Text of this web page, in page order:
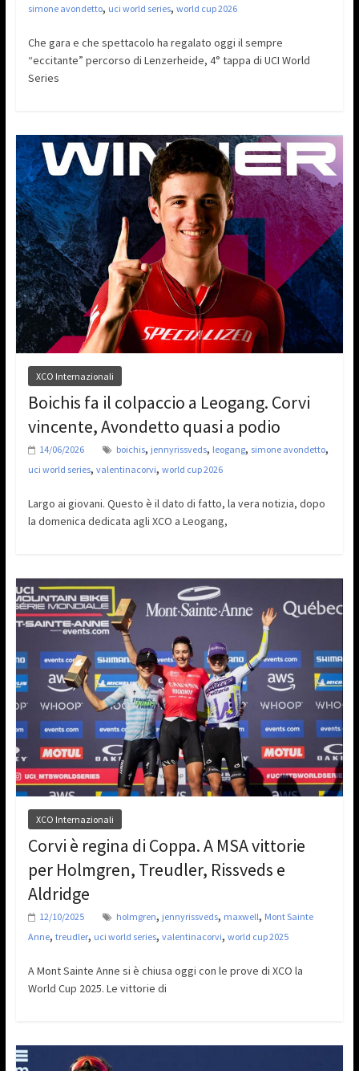
simone avondetto, uci world series, world cup 2026
Che gara e che spettacolo ha regalato oggi il sempre
“eccitante” percorso di Lenzerheide, 4° tappa di UCI World
Series
XCO Internazionali
Boichis fa il colpaccio a Leogang. Corvi
vincente, Avondetto quasi a podio
14/06/2026 boichis, jennyrissveds, leogang, simone avondetto,
uci world series, valentinacorvi, world cup 2026
Largo ai giovani. Questo è il dato di fatto, la vera notizia, dopo
la domenica dedicata agli XCO a Leogang,
XCO Internazionali
Corvi è regina di Coppa. A MSA vittorie
per Holmgren, Treudler, Rissveds e
Aldridge
12/10/2025 holmgren, jennyrissveds, maxwell, Mont Sainte
Anne, treudler, uci world series, valentinacorvi, world cup 2025
A Mont Sainte Anne si è chiusa oggi con le prove di XCO la
World Cup 2025. Le vittorie di